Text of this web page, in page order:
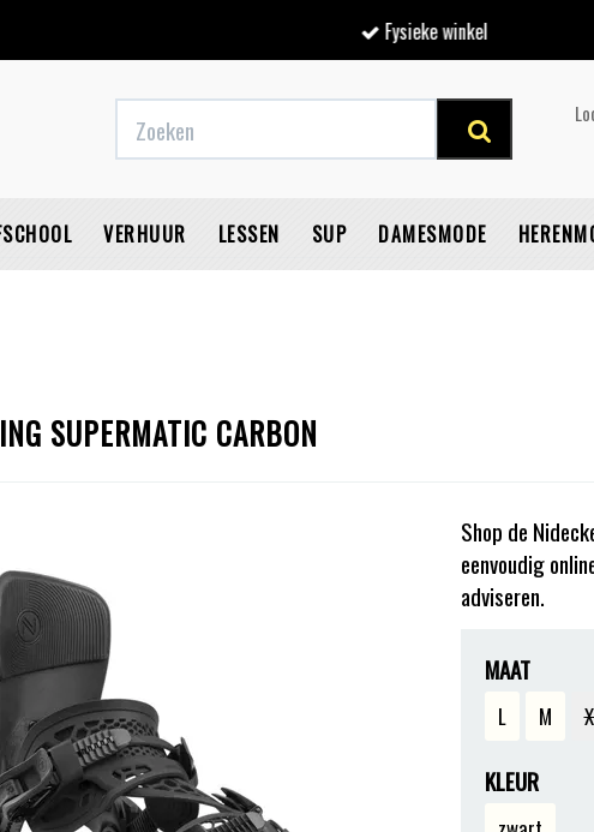
Fysieke winkel
VERHUUR LESSEN SUP DAMESMODE
SUPERMATIC CARBON
Shop de
eenvoudig
adviseren.
MAAT
L M
KLEUR